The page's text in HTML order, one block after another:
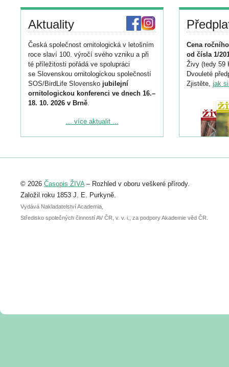
Aktuality
Česká společnost ornitologická v letošním
roce slaví 100. výročí svého vzniku a při
té příležitosti pořádá ve spolupráci
se Slovenskou ornitologickou společností
SOS/BirdLife Slovensko jubilejní
ornitologickou konferenci ve dnech 16.–
18. 10. 2026 v Brně.
Podrobnější informace ke konferenci
Registrovat se můžete do 6. září.
abstraktu přihlášené přednášky nebo
posteru je už 30. června.
... více aktualit ...
Cena
od čísla 1/
Živy (tedy 59
Dvouleté
Zjistěte, jak
© 2026 Časopis ŽIVA– Rozhled v oboru veškeré přírody.
Založil roku 1853 J. E. Purkyně.
Vydává Nakladatelství Academia,
Středisko společných činností AV ČR, v. v. i., za podpory Akademie věd ČR.